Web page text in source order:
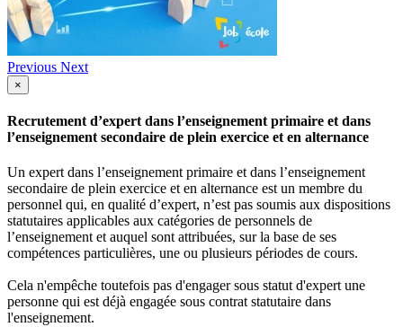
Previous Next
×
Recrutement d’expert dans l’enseignement primaire et dans
l’enseignement secondaire de plein exercice et en alternance
Un expert dans l’enseignement primaire et dans l’enseignement
secondaire de plein exercice et en alternance est un membre du
personnel qui, en qualité d’expert, n’est pas soumis aux dispositions
statutaires applicables aux catégories de personnels de
l’enseignement et auquel sont attribuées, sur la base de ses
compétences particulières, une ou plusieurs périodes de cours.
Cela n'empêche toutefois pas d'engager sous statut d'expert une
personne qui est déjà engagée sous contrat statutaire dans
l'enseignement.